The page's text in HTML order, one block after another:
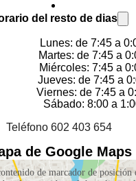
del resto de dias
Lunes: de 7:45 a
Martes: de 7:45 a
Miércoles: 7:45 a
Jueves: de 7:45 a
Viernes: de 7:45 a
Sábado: 8:00 a
Teléfono 602 403 654
de Google Maps
de marcador de posición